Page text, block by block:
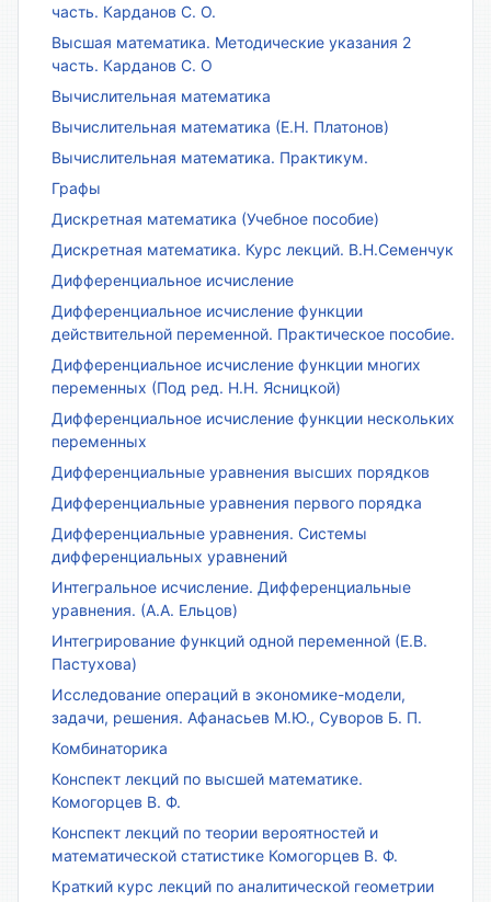
часть. Карданов С. О.
Высшая математика. Методические указания 2
часть. Карданов С. О
Вычислительная математика
Вычислительная математика (Е.Н. Платонов)
Вычислительная математика. Практикум.
Графы
Дискретная математика (Учебное пособие)
Дискретная математика. Курс лекций. В.Н.Семенчук
Дифференциальное исчисление
Дифференциальное исчисление функции
действительной переменной. Практическое пособие.
Дифференциальное исчисление функции многих
переменных (Под ред. Н.Н. Ясницкой)
Дифференциальное исчисление функции нескольких
переменных
Дифференциальные уравнения высших порядков
Дифференциальные уравнения первого порядка
Дифференциальные уравнения. Системы
дифференциальных уравнений
Интегральное исчисление. Дифференциальные
уравнения. (А.А. Ельцов)
Интегрирование функций одной переменной (Е.В.
Пастухова)
Исследование операций в экономике-модели,
задачи, решения. Афанасьев М.Ю., Суворов Б. П.
Комбинаторика
Конспект лекций по высшей математике.
Комогорцев В. Ф.
Конспект лекций по теории вероятностей и
математической статистике Комогорцев В. Ф.
Краткий курс лекций по аналитической геометрии